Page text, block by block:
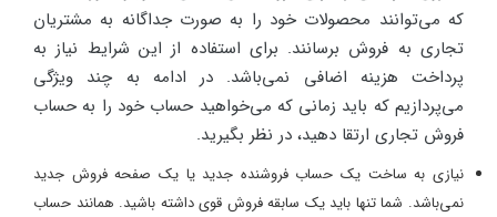
که می‌توانند محصولات خود را به صورت جداگانه به مشتریان
تجاری به فروش برسانند. برای استفاده از این شرایط نیاز به
پرداخت هزینه اضافی نمی‌باشد. در ادامه به چند ویژگی
می‌پردازیم که باید زمانی که می‌خواهید حساب خود را به حساب
فروش تجاری ارتقا دهید، در نظر بگیرید.
نیازی به ساخت یک حساب فروشنده جدید یا یک صفحه فروش جدید
نمی‌باشد. شما تنها باید یک سابقه فروش قوی داشته باشید. همانند حساب